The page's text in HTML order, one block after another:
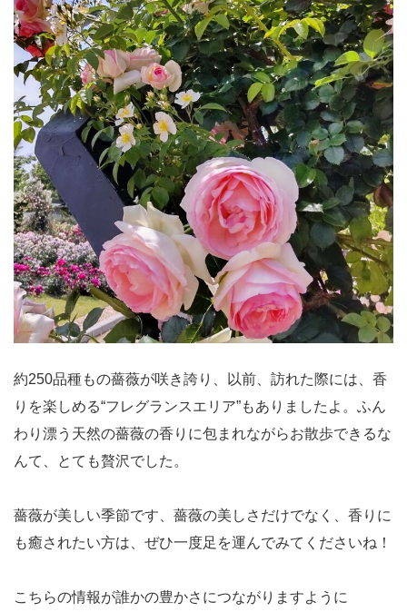
約250品種もの薔薇が咲き誇り、以前、訪れた際には、香
りを楽しめる“フレグランスエリア”もありましたよ。ふん
わり漂う天然の薔薇の香りに包まれながらお散歩できるな
んて、とても贅沢でした。
薔薇が美しい季節です、薔薇の美しさだけでなく、香りに
も癒されたい方は、ぜひ一度足を運んでみてくださいね！
こちらの情報が誰かの豊かさにつながりますように